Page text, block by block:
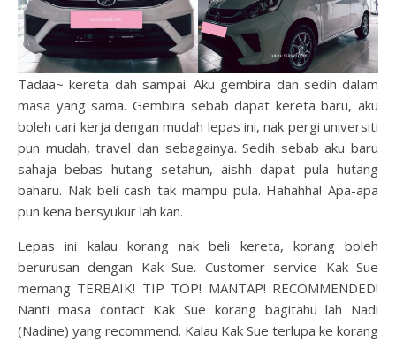
Tadaa~ kereta dah sampai. Aku gembira dan sedih dalam
masa yang sama. Gembira sebab dapat kereta baru, aku
boleh cari kerja dengan mudah lepas ini, nak pergi universiti
pun mudah, travel dan sebagainya. Sedih sebab aku baru
sahaja bebas hutang setahun, aishh dapat pula hutang
baharu. Nak beli cash tak mampu pula. Hahahha! Apa-apa
pun kena bersyukur lah kan.
Lepas ini kalau korang nak beli kereta, korang boleh
berurusan dengan Kak Sue. Customer service Kak Sue
memang TERBAIK! TIP TOP! MANTAP! RECOMMENDED!
Nanti masa contact Kak Sue korang bagitahu lah Nadi
(Nadine) yang recommend. Kalau Kak Sue terlupa ke korang